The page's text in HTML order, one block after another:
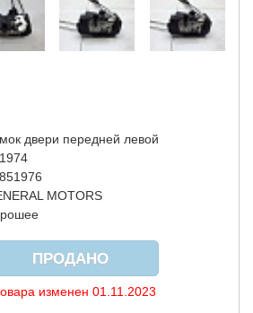
двери передней левой
MOTORS
ПРОДАНО
изменен 01.11.2023